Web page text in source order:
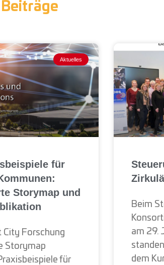
Aktuelles
für
Storymap und
City Forschung
Storymap
für
Beim
am 29.
dem